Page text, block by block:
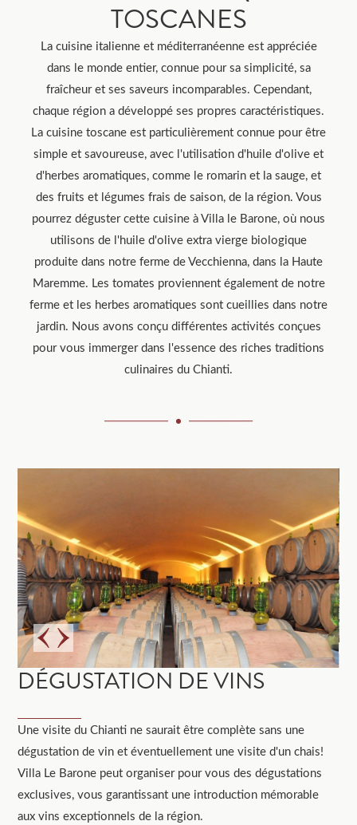
TOSCANES
La cuisine italienne et méditerranéenne est appréciée
dans le monde entier, connue pour sa simplicité, sa
fraîcheur et ses saveurs incomparables. Cependant,
chaque région a développé ses propres caractéristiques.
La cuisine toscane est particulièrement connue pour être
simple et savoureuse, avec l'utilisation d'huile d'olive et
d'herbes aromatiques, comme le romarin et la sauge, et
des fruits et légumes frais de saison, de la région. Vous
pourrez déguster cette cuisine à Villa le Barone, où nous
utilisons de l'huile d'olive extra vierge biologique
produite dans notre ferme de Vecchienna, dans la Haute
Maremme. Les tomates proviennent également de notre
ferme et les herbes aromatiques sont cueillies dans notre
jardin. Nous avons conçu différentes activités conçues
pour vous immerger dans l'essence des riches traditions
culinaires du Chianti.
DÉGUSTATION DE VINS
Une visite du Chianti ne saurait être complète sans une
dégustation de vin et éventuellement une visite d'un chais!
Villa Le Barone peut organiser pour vous des dégustations
exclusives, vous garantissant une introduction mémorable
aux vins exceptionnels de la région.